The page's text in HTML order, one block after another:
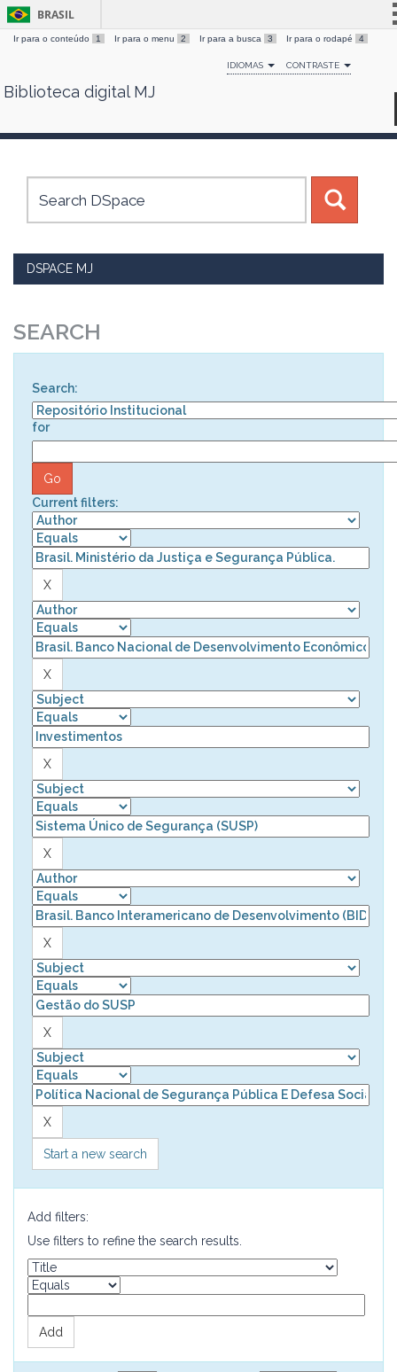
Skip
BRASIL
Simplifique!
Comunica BR
Canais
Ir para o conteúdo 1 Ir para o menu 2 Ir para a busca 3 Ir para o rodapé 4
IDIOMAS CONTRASTE
Biblioteca digital MJ
DSPACE MJ
SEARCH
Search:
for
Current filters:
Start a new search
Add filters:
Use filters to refine the search results.